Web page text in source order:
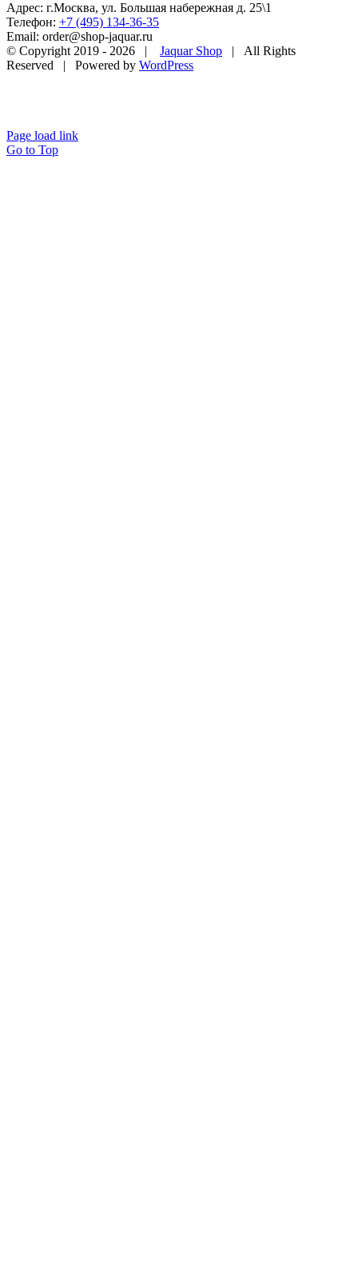
Адрес: г.Москва, ул. Большая набережная д. 25\1
Телефон: +7 (495) 134-36-35
Email: order@shop-jaquar.ru
© Copyright 2019 - 2026 | Jaquar Shop | All Rights
Reserved | Powered by WordPress
Page load link
Go to Top